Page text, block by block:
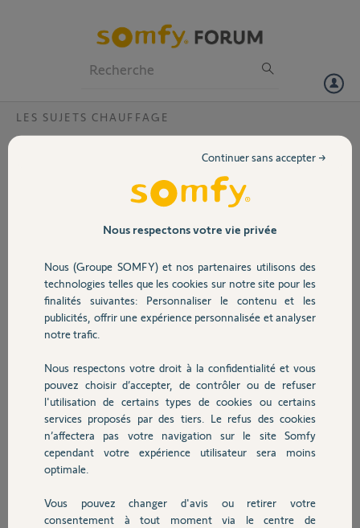
Volet
Sécurité
Domotique
Chauffage
Autres produits
Devis avec un pro
LES SUJETS CHAUFFAGE
Problème température thermostat io
Mon thermostat io m'affiche une température de la pièce qui n'est
pas la bonne comparé à deux autres thermomètre à côté placer à la
même hauteur j'ai bon régler l'étalonnage à plus 3 degrés cela n'est
pas assez l'appareil est neuf je viens juste de le mettre en service
Merci,
Fabrice M.
il y a plus de 4 ans
Participer au fil de discussion
Réponses
Bonjour Fabrice,
des captures d'écrans des valeurs qui remontent via le capteur de
température ?
Nous respectons votre vie privée
Nous (Groupe SOMFY) et nos partenaires utilisons des
technologies telles que les cookies sur notre site pour les
finalités suivantes: Personnaliser le contenu et les
publicités, offrir une expérience personnalisée et analyser
notre trafic.
Nous respectons votre droit à la confidentialité et vous
pouvez choisir d’accepter, de contrôler ou de refuser
l'utilisation de certains types de cookies ou certains
services proposés par des tiers. Le refus des cookies
n’affectera pas votre navigation sur le site Somfy
cependant votre expérience utilisateur sera moins
optimale.
Vous pouvez changer d'avis ou retirer votre
consentement à tout moment via le centre de
Continuer sans accepter →